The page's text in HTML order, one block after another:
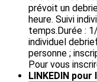
prévoit un
heure. Suivi
temps.Durée :
individuel
personne ;
Pour vous
LINKEDIN pour